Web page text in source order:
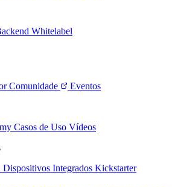
Whitelabel
Comunidade
Eventos
Casos de Uso Vídeos
Dispositivos Integrados Kickstarter